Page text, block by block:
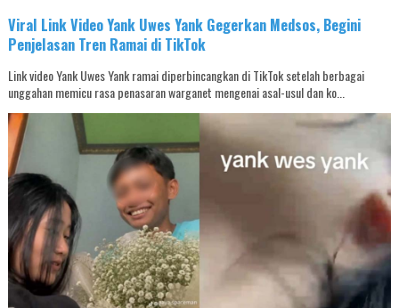
Viral Link Video Yank Uwes Yank Gegerkan Medsos, Begini
Penjelasan Tren Ramai di TikTok
Link video Yank Uwes Yank ramai diperbincangkan di TikTok setelah berbagai
unggahan memicu rasa penasaran warganet mengenai asal-usul dan ko...